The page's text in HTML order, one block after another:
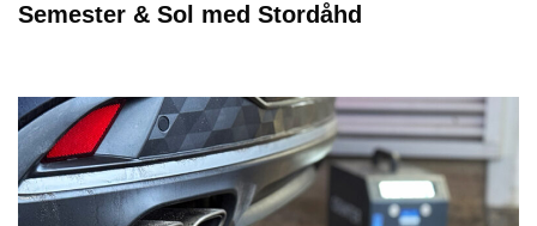
Semester & Sol med Stordåhd